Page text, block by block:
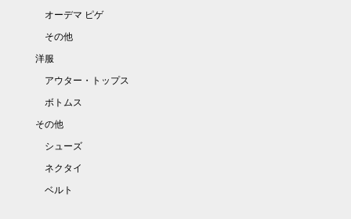
オーデマ ピゲ
その他
洋服
アウター・トップス
ボトムス
その他
シューズ
ネクタイ
ベルト